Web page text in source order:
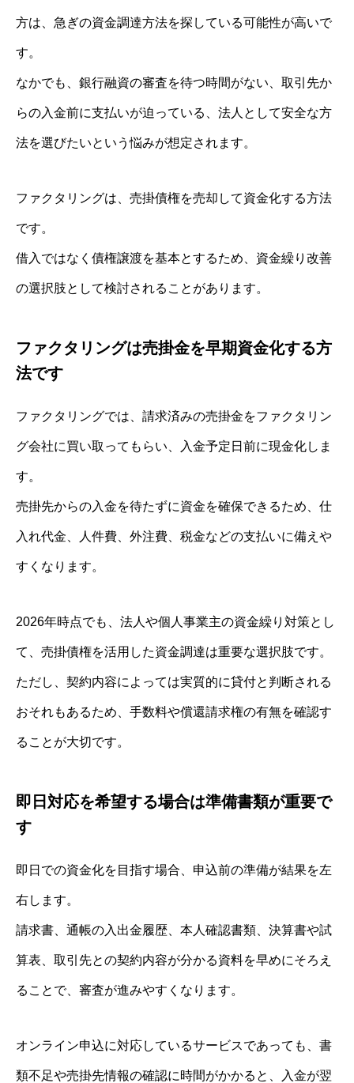
方は、急ぎの資金調達方法を探している可能性が高いで
す。
なかでも、銀行融資の審査を待つ時間がない、取引先か
らの入金前に支払いが迫っている、法人として安全な方
法を選びたいという悩みが想定されます。
ファクタリングは、売掛債権を売却して資金化する方法
です。
借入ではなく債権譲渡を基本とするため、資金繰り改善
の選択肢として検討されることがあります。
ファクタリングは売掛金を早期資金化する方
法です
ファクタリングでは、請求済みの売掛金をファクタリン
グ会社に買い取ってもらい、入金予定日前に現金化しま
す。
売掛先からの入金を待たずに資金を確保できるため、仕
入れ代金、人件費、外注費、税金などの支払いに備えや
すくなります。
2026年時点でも、法人や個人事業主の資金繰り対策とし
て、売掛債権を活用した資金調達は重要な選択肢です。
ただし、契約内容によっては実質的に貸付と判断される
おそれもあるため、手数料や償還請求権の有無を確認す
ることが大切です。
即日対応を希望する場合は準備書類が重要で
す
即日での資金化を目指す場合、申込前の準備が結果を左
右します。
請求書、通帳の入出金履歴、本人確認書類、決算書や試
算表、取引先との契約内容が分かる資料を早めにそろえ
ることで、審査が進みやすくなります。
オンライン申込に対応しているサービスであっても、書
類不足や売掛先情報の確認に時間がかかると、入金が翌